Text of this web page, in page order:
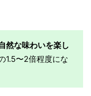
然な味わいを楽し
1.5〜2倍程度にな